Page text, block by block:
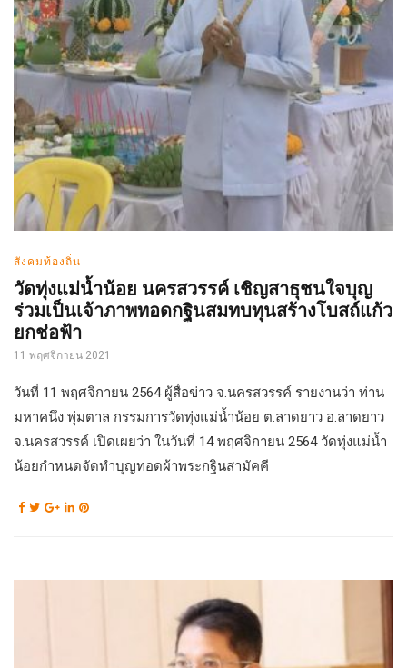
สังคมท้องถิ่น
วัดทุ่งแม่น้ำน้อย นครสวรรค์ เชิญสาธุชนใจบุญ
ร่วมเป็นเจ้าภาพทอดกฐินสมทบทุนสร้างโบสถ์แก้ว
ยกช่อฟ้า
11 พฤศจิกายน 2021
วันที่ 11 พฤศจิกายน 2564 ผู้สื่อข่าว จ.นครสวรรค์ รายงานว่า ท่าน
มหาคนึง พุ่มตาล กรรมการวัดทุ่งแม่น้ำน้อย ต.ลาดยาว อ.ลาดยาว
จ.นครสวรรค์ เปิดเผยว่า ในวันที่ 14 พฤศจิกายน 2564 วัดทุ่งแม่น้ำ
น้อยกำหนดจัดทำบุญทอดผ้าพระกฐินสามัคคี